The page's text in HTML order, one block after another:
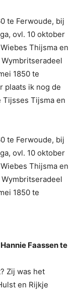
te Ferwoude, bij
ovl. 10 oktober
Thijsma en
1850 te
plaats ik nog de
Tijsma en
te Ferwoude, bij
ovl. 10 oktober
Thijsma en
1850 te
Faassen te
Zij was het
en Rijkje